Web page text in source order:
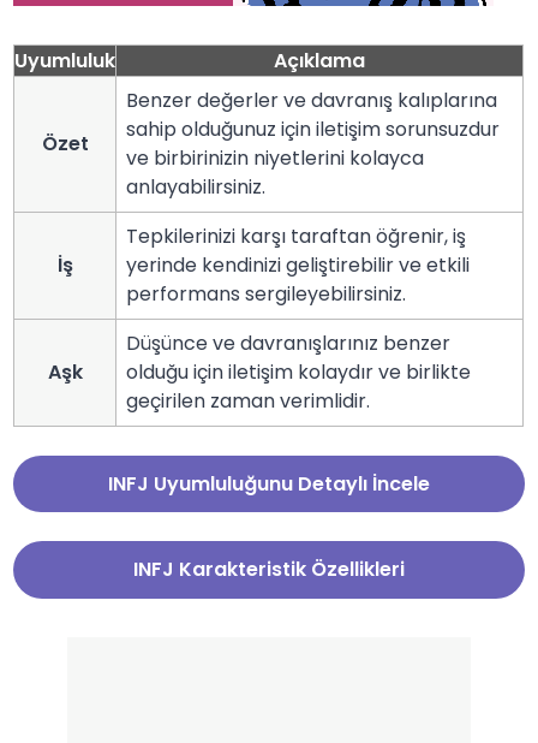
Uyumluluk Açıklama
Özet
Benzer değerler ve davranış kalıplarına
sahip olduğunuz için iletişim sorunsuzdur
ve birbirinizin niyetlerini kolayca
anlayabilirsiniz.
İş
Tepkilerinizi karşı taraftan öğrenir, iş
yerinde kendinizi geliştirebilir ve etkili
performans sergileyebilirsiniz.
Aşk
Düşünce ve davranışlarınız benzer
olduğu için iletişim kolaydır ve birlikte
geçirilen zaman verimlidir.
INFJ Uyumluluğunu Detaylı İncele
INFJ Karakteristik Özellikleri